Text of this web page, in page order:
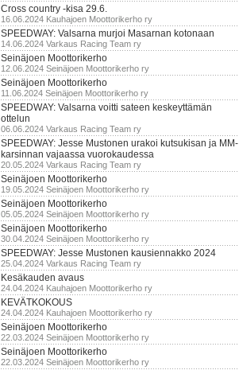
Cross country -kisa 29.6.
16.06.2024 Kauhajoen Moottorikerho ry
SPEEDWAY: Valsarna murjoi Masarnan kotonaan
14.06.2024 Varkaus Racing Team ry
Seinäjoen Moottorikerho
12.06.2024 Seinäjoen Moottorikerho ry
Seinäjoen Moottorikerho
11.06.2024 Seinäjoen Moottorikerho ry
SPEEDWAY: Valsarna voitti sateen keskeyttämän
ottelun
06.06.2024 Varkaus Racing Team ry
SPEEDWAY: Jesse Mustonen urakoi kutsukisan ja MM-
karsinnan vajaassa vuorokaudessa
20.05.2024 Varkaus Racing Team ry
Seinäjoen Moottorikerho
19.05.2024 Seinäjoen Moottorikerho ry
Seinäjoen Moottorikerho
05.05.2024 Seinäjoen Moottorikerho ry
Seinäjoen Moottorikerho
30.04.2024 Seinäjoen Moottorikerho ry
SPEEDWAY: Jesse Mustonen kausiennakko 2024
25.04.2024 Varkaus Racing Team ry
Kesäkauden avaus
24.04.2024 Kauhajoen Moottorikerho ry
KEVÄTKOKOUS
24.04.2024 Kauhajoen Moottorikerho ry
Seinäjoen Moottorikerho
22.03.2024 Seinäjoen Moottorikerho ry
Seinäjoen Moottorikerho
22.03.2024 Seinäjoen Moottorikerho ry